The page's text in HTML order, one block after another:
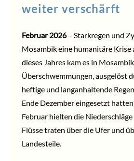
weiter verschärft
Februar 2026– Starkregen und
Mosambik eine humanitäre Krise
dieses Jahres kam es in
Überschwemmungen, ausgelöst
heftige und langanhaltende
Ende Dezember eingesetzt
Februar hielten die Niederschläge
Flüsse traten über die Ufer und
Landesteile.